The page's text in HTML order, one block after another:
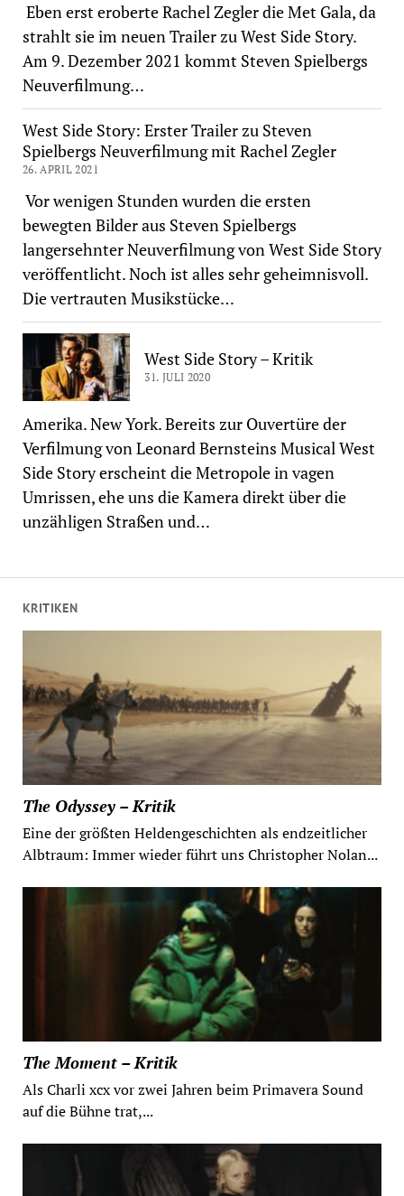
KRITIKEN
The Odyssey – Kritik
Eine der größten Heldengeschichten als endzeitlicher
Albtraum: Immer wieder führt uns Christopher Nolan...
The Moment – Kritik
Als Charli xcx vor zwei Jahren beim Primavera Sound
auf die Bühne trat,...
Eben erst eroberte Rachel Zegler die Met Gala, da
strahlt sie im neuen Trailer zu West Side Story.
Am 9. Dezember 2021 kommt Steven Spielbergs
Neuverfilmung…
West Side Story: Erster Trailer zu Steven
Spielbergs Neuverfilmung mit Rachel Zegler
26. APRIL 2021
Vor wenigen Stunden wurden die ersten
bewegten Bilder aus Steven Spielbergs
langersehnter Neuverfilmung von West Side Story
veröffentlicht. Noch ist alles sehr geheimnisvoll.
Die vertrauten Musikstücke…
West Side Story – Kritik
31. JULI 2020
Amerika. New York. Bereits zur Ouvertüre der
Verfilmung von Leonard Bernsteins Musical West
Side Story erscheint die Metropole in vagen
Umrissen, ehe uns die Kamera direkt über die
unzähligen Straßen und…